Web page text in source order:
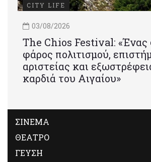
CITY LIFE
03/08/2026
Τhe Chios Festival: «Ένας
φάρος πολιτισμού,
αριστείας και
καρδιά του Αιγαίου»
ΣΙΝΕΜΑ
ΘΕΑΤΡΟ
ΓΕΥΣΗ